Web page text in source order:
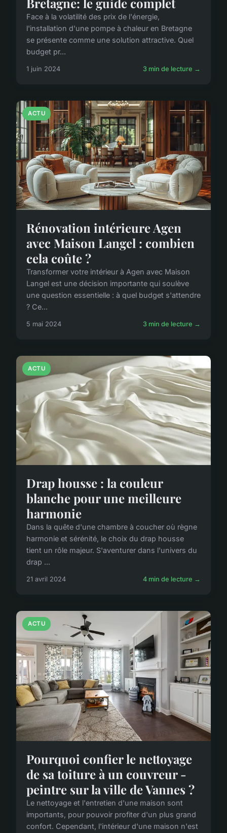
Face à la volatilité des prix de l'énergie,
l'installation d'une pompe à chaleur en Bretagne
se présente comme une solution attractive. Quel
budget pr...
1 juin 2024 3 min de lecture →
ACTU
Rénovation intérieure Agen
avec Maison Langel : combien
cela coûte ?
Transformer votre intérieur à Agen avec Maison
Langel est une décision importante qui soulève
une question essentielle : à quel budget s'attendre
? Ce...
5 mai 2024 3 min de lecture →
ACTU
Drap housse : la couleur
blanche pour une meilleure
harmonie
Dans la quête d'une chambre à coucher où règne
harmonie et sérénité, le choix du drap housse
tient un rôle majeur. S'aventurer dans l'univers du
drap ...
21 avril 2024 4 min de lecture →
ACTU
Pourquoi confier le nettoyage
de sa toiture à un couvreur -
peintre sur la ville de Vannes ?
Le nettoyage et l'entretien d'une maison sont
importants, pour pouvoir profiter d'un plus grand
confort. Cependant, l'intérieur d'une maison n'est